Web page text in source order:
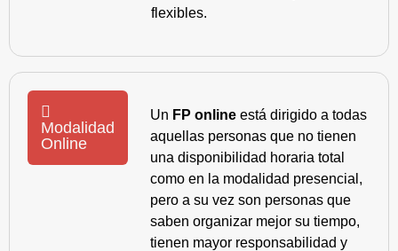
flexibles.
Modalidad
Online
Un FP online está dirigido a todas
aquellas personas que no tienen
una disponibilidad horaria total
como en la modalidad presencial,
pero a su vez son personas que
saben organizar mejor su tiempo,
tienen mayor responsabilidad y